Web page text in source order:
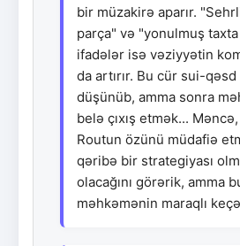
bir müzakirə aparır.
parça" və "yonulmuş
ifadələr isə vəziyyətin
da artırır. Bu cür sui-qəsd
düşünüb, amma sonra
belə çıxış etmək...
Routun özünü müdafiə
qəribə bir strategiyası
olacağını görərik, amma
məhkəmənin maraqlı